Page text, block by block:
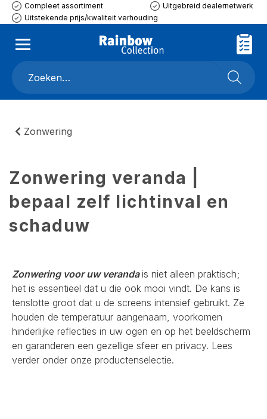
Compleet assortiment
Uitgebreid dealernetwerk
Uitstekende prijs/kwaliteit verhouding
Zonwering
Zonwering veranda |
bepaal zelf lichtinval en
schaduw
Zonwering voor uw verandais niet alleen praktisch;
het is essentieel dat u die ook mooi vindt. De kans is
tenslotte groot dat u de screens intensief gebruikt. Ze
houden de temperatuur aangenaam, voorkomen
hinderlijke reflecties in uw ogen en op het beeldscherm
en garanderen een gezellige sfeer en privacy. Lees
verder onder onze productenselectie.